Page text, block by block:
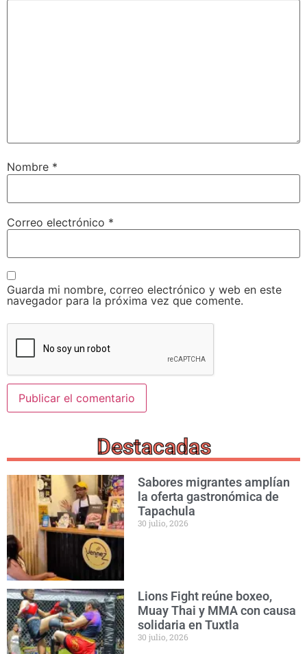
Nombre *
Correo electrónico *
Guarda mi nombre, correo electrónico y web en este
navegador para la próxima vez que comente.
Destacadas
Sabores migrantes amplían
la oferta gastronómica de
Tapachula
30 julio, 2026
Lions Fight reúne boxeo,
Muay Thai y MMA con causa
solidaria en Tuxtla
30 julio, 2026